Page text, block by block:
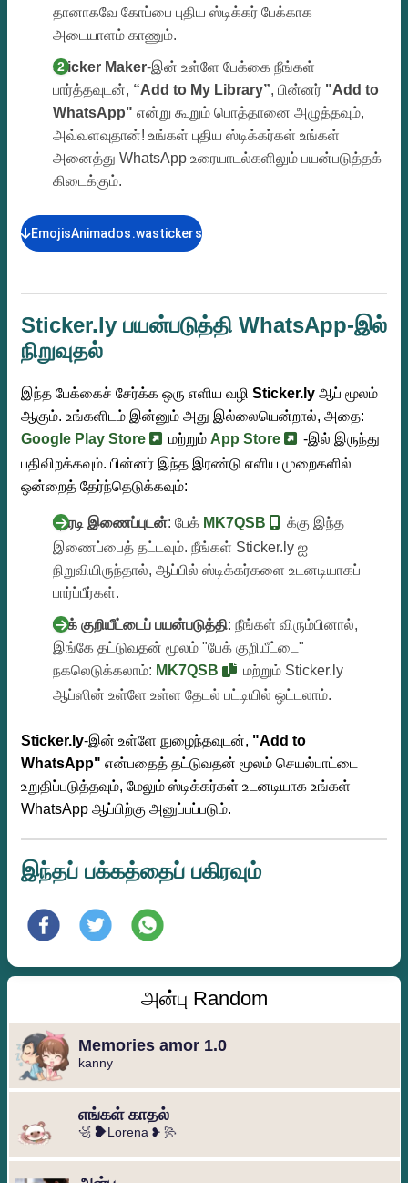
தானாகவே கோப்பை புதிய ஸ்டிக்கர் பேக்காக
அடையாளம் காணும்.
Sticker Maker-இன் உள்ளே பேக்கை நீங்கள்
பார்த்தவுடன், “Add to My Library”, பின்னர் "Add to
WhatsApp" என்று கூறும் பொத்தானை அழுத்தவும்,
அவ்வளவுதான்! உங்கள் புதிய ஸ்டிக்கர்கள் உங்கள்
அனைத்து WhatsApp உரையாடல்களிலும் பயன்படுத்தக்
கிடைக்கும்.
EmojisAnimados.wastickers
Sticker.ly பயன்படுத்தி WhatsApp-இல்
நிறுவுதல்
இந்த பேக்கைச் சேர்க்க ஒரு எளிய வழி Sticker.ly ஆப் மூலம்
ஆகும். உங்களிடம் இன்னும் அது இல்லையென்றால், அதை:
Google Play Store
மற்றும் App Store
-இல் இருந்து
பதிவிறக்கவும். பின்னர் இந்த இரண்டு எளிய முறைகளில்
ஒன்றைத் தேர்ந்தெடுக்கவும்:
நேரடி இணைப்புடன்: பேக் MK7QSB
க்கு இந்த
இணைப்பைத் தட்டவும். நீங்கள் Sticker.ly ஐ
நிறுவியிருந்தால், ஆப்பில் ஸ்டிக்கர்களை உடனடியாகப்
பார்ப்பீர்கள்.
பேக் குறியீட்டைப் பயன்படுத்தி: நீங்கள் விரும்பினால்,
இங்கே தட்டுவதன் மூலம் "பேக் குறியீட்டை"
நகலெடுக்கலாம்: MK7QSB
மற்றும் Sticker.ly
ஆப்ஸின் உள்ளே உள்ள தேடல் பட்டியில் ஒட்டலாம்.
Sticker.ly-இன் உள்ளே நுழைந்தவுடன், "Add to
WhatsApp" என்பதைத் தட்டுவதன் மூலம் செயல்பாட்டை
உறுதிப்படுத்தவும், மேலும் ஸ்டிக்கர்கள் உடனடியாக உங்கள்
WhatsApp ஆப்பிற்கு அனுப்பப்படும்.
இந்தப் பக்கத்தைப் பகிரவும்
அன்பு Random
Memories amor 1.0
kanny
எங்கள் காதல்
꧁ ❥Lorena ❥ ꧂